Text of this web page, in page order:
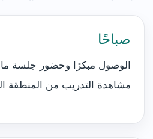
صباحًا
الوصول مبكرًا وحضور جلسة
مشاهدة التدريب من المنطقة